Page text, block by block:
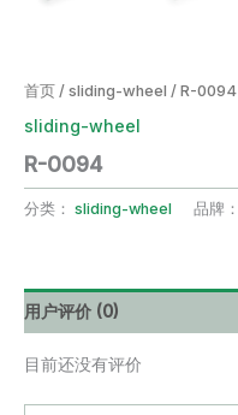
首页 / sliding-wheel / R-0094
sliding-wheel
R-0094
分类： sliding-wheel 品牌：
用户评价 (0)
目前还没有评价